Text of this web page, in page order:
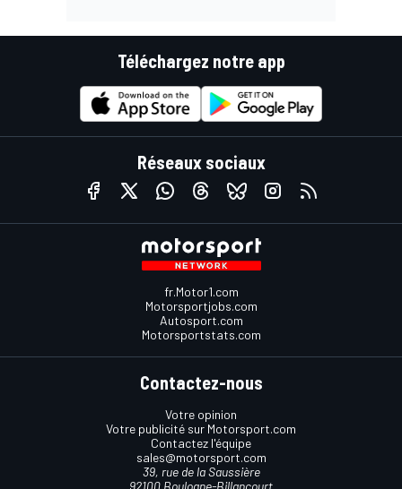
Téléchargez notre app
Réseaux sociaux
fr.Motor1.com
Motorsportjobs.com
Autosport.com
Motorsportstats.com
Contactez-nous
Votre opinion
Votre publicité sur Motorsport.com
Contactez l'équipe
sales@motorsport.com
39, rue de la Saussière
92100 Boulogne-Billancourt